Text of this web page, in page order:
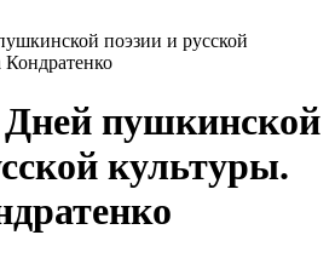
поэзии и русской
пушкинской
культуры.